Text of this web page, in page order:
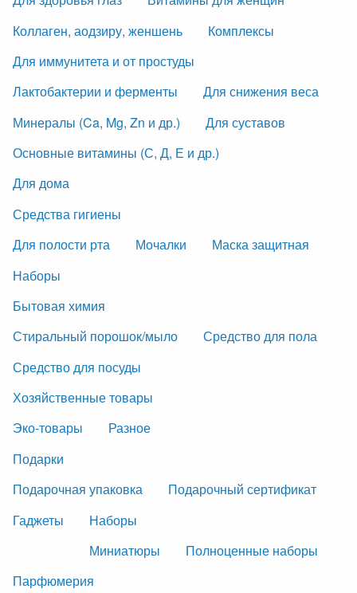
Коллаген, аодзиру, женшень
Комплексы
Для иммунитета и от простуды
Лактобактерии и ферменты
Для снижения веса
Минералы (Ca, Mg, Zn и др.)
Для суставов
Основные витамины (С, Д, Е и др.)
Для дома
Средства гигиены
Для полости рта
Мочалки
Маска защитная
Наборы
Бытовая химия
Стиральный порошок/мыло
Средство для пола
Средство для посуды
Хозяйственные товары
Эко-товары
Разное
Подарки
Подарочная упаковка
Подарочный сертификат
Гаджеты
Наборы
Миниатюры
Полноценные наборы
Парфюмерия